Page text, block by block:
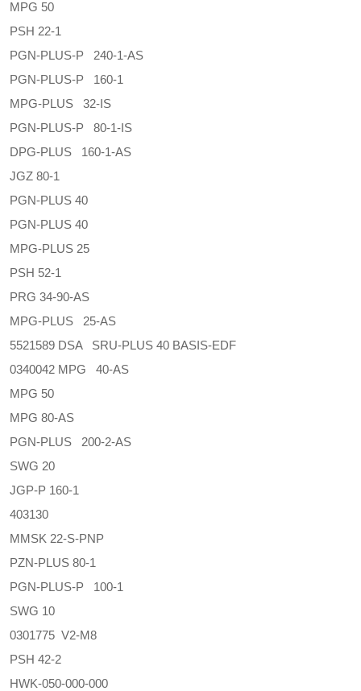
MPG 50
PSH 22-1
PGN-PLUS-P 240-1-AS
PGN-PLUS-P 160-1
MPG-PLUS 32-IS
PGN-PLUS-P 80-1-IS
DPG-PLUS 160-1-AS
JGZ 80-1
PGN-PLUS 40
PGN-PLUS 40
MPG-PLUS 25
PSH 52-1
PRG 34-90-AS
MPG-PLUS 25-AS
5521589 DSA SRU-PLUS 40 BASIS-EDF
0340042 MPG 40-AS
MPG 50
MPG 80-AS
PGN-PLUS 200-2-AS
SWG 20
JGP-P 160-1
403130
MMSK 22-S-PNP
PZN-PLUS 80-1
PGN-PLUS-P 100-1
SWG 10
0301775 V2-M8
PSH 42-2
HWK-050-000-000